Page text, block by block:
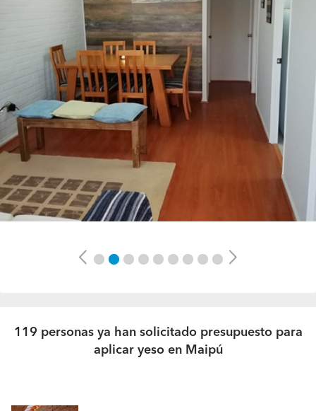
Previous Next
119 personas ya han solicitado presupuesto para
aplicar yeso en Maipú